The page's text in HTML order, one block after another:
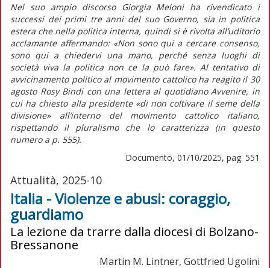
Nel suo ampio discorso Giorgia Meloni ha rivendicato i
successi dei primi tre anni del suo Governo, sia in politica
estera che nella politica interna, quindi si è rivolta all’uditorio
acclamante affermando:«Non sono qui a cercare consenso,
sono qui a chiedervi una mano, perché senza luoghi di
società viva la politica non ce la può fare». Al tentativo di
avvicinamento politico al movimento cattolico ha reagito il 30
agosto Rosy Bindi con una lettera al quotidianoAvvenire, in
cui ha chiesto alla presidente«di non coltivare il seme della
divisione» all’interno del movimento cattolico italiano,
rispettando il pluralismo che lo caratterizza (inquesto
numero a p. 555).
Documento, 01/10/2025, pag. 551
Attualità, 2025-10
Italia - Violenze e abusi: coraggio,
guardiamo
La lezione da trarre dalla diocesi di Bolzano-
Bressanone
Martin M. Lintner, Gottfried Ugolini